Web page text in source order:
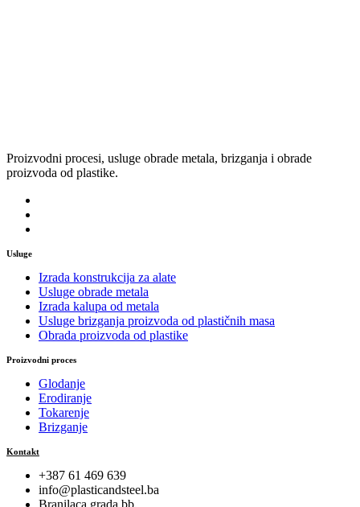
Proizvodni procesi, usluge obrade metala, brizganja i obrade
proizvoda od plastike.
Usluge
Izrada konstrukcija za alate
Usluge obrade metala
Izrada kalupa od metala
Usluge brizganja proizvoda od plastičnih masa
Obrada proizvoda od plastike
Proizvodni proces
Glodanje
Erodiranje
Tokarenje
Brizganje
Kontakt
+387 61 469 639
info@plasticandsteel.ba